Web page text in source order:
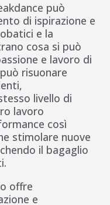
può
di ispirazione e
e la
cosa si può
e lavoro di
risuonare
livello di
lavoro
così
stimolare nuove
il bagaglio
offre
e